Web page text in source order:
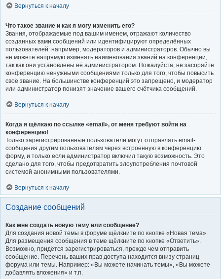
Вернуться к началу
Что такое звание и как я могу изменить его?
Звания, отображаемые под вашим именем, отражают количество
созданных вами сообщений или идентифицируют определённых
пользователей: например, модераторов и администраторов. Обычно вы
не можете напрямую изменять наименования званий на конференции,
так как они установлены её администратором. Пожалуйста, не засоряйте
конференцию ненужными сообщениями только для того, чтобы повысить
своё звание. На большинстве конференций это запрещено, и модератор
или администратор понизят значение вашего счётчика сообщений.
Вернуться к началу
Когда я щёлкаю по ссылке «email», от меня требуют войти на
конференцию!
Только зарегистрированные пользователи могут отправлять email-
сообщения другим пользователям через встроенную в конференцию
форму, и только если администратор включил такую возможность. Это
сделано для того, чтобы предотвратить злоупотребления почтовой
системой анонимными пользователями.
Вернуться к началу
Создание сообщений
Как мне создать новую тему или сообщение?
Для создания новой темы в форуме щёлкните по кнопке «Новая тема».
Для размещения сообщения в теме щёлкните по кнопке «Ответить».
Возможно, придётся зарегистрироваться, прежде чем отправить
сообщение. Перечень ваших прав доступа находится внизу страниц
форума или темы. Например: «Вы можете начинать темы», «Вы можете
добавлять вложения» и т.п.